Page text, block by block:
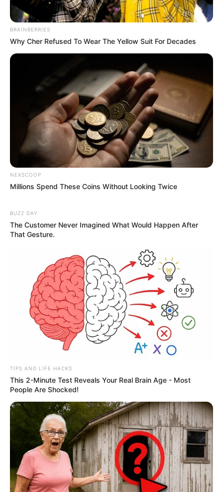
19:49 / 05 Avqust 2026 KRİMİNAL
Mingəçevirdə kanalda batan
yeniyetmənin axtarışları aparılır- VİDEO
19:28 / 05 Avqust 2026 DÜNYA
TƏCİLİ! Qardaş ölkə kritik sistemi Bakıya
təhvil verdi -Tarixdə İLK
108
19:14 / 05 Avqust 2026 SİYASƏT
ABŞ və İran arasındakritik 48 saat
102 0 0
BRAINBERRIES
Why Cher Refused To Wear The Yellow Suit For Decades
NEXSCOOP
Millions Spend These Coins Without Looking Twice
BUZZ DAY
The Customer Never Imagined What Would Happen After
That Gesture.
TIPS AND LIFE HACKS
This 2-Minute Test Reveals Your Real Brain Age - Most
People Are Shocked!